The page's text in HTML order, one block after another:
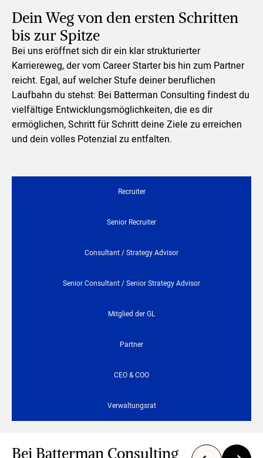
Dein Weg von den ersten Schritten
bis zur Spitze
Bei uns eröffnet sich dir ein klar strukturierter
Karriereweg, der vom Career Starter bis hin zum Partner
reicht. Egal, auf welcher Stufe deiner beruflichen
Laufbahn du stehst: Bei Batterman Consulting findest du
vielfältige Entwicklungsmöglichkeiten, die es dir
ermöglichen, Schritt für Schritt deine Ziele zu erreichen
und dein volles Potenzial zu entfalten.
Recruiter
Senior Recruiter
Consultant / Strategy Advisor
Senior Consultant / Senior Strategy Advisor
Mitglied der GL
Partner
CEO & COO
Verwaltungsrat
Bei Batterman Consulting